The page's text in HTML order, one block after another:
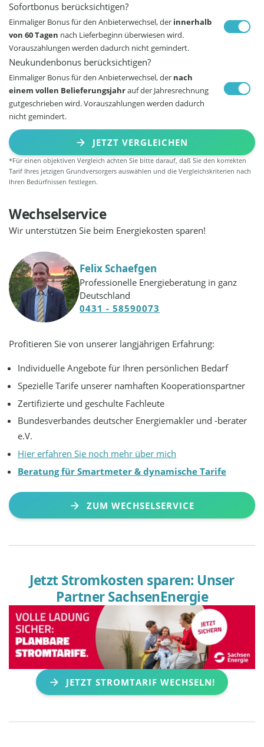
Sofortbonus berücksichtigen?
Einmaliger Bonus für den Anbieterwechsel, der innerhalb
von 60 Tagen nach Lieferbeginn überwiesen wird.
Vorauszahlungen werden dadurch nicht gemindert.
Neukundenbonus berücksichtigen?
Einmaliger Bonus für den Anbieterwechsel, der nach
einem vollen Belieferungsjahrauf der Jahresrechnung
gutgeschrieben wird. Vorauszahlungen werden dadurch
nicht gemindert.
JETZT VERGLEICHEN
*Für einen objektiven Vergleich achten Sie bitte darauf, daß Sie den korrekten
Tarif Ihres jetzigen Grundversorgers auswählen und die Vergleichskriterien nach
Ihren Bedürfnissen festlegen.
Wechselservice
Wir unterstützen Sie beim Energiekosten sparen!
Felix Schaefgen
Professionelle Energieberatung in ganz
Deutschland
0431 - 58590073
Profitieren Sie von unserer langjährigen Erfahrung:
Individuelle Angebote für Ihren persönlichen Bedarf
Spezielle Tarife unserer namhaften Kooperationspartner
Zertifizierte und geschulte Fachleute
Bundesverbandes deutscher Energiemakler und -berater
e.V.
Hier erfahren Sie noch mehr über mich
Beratung für Smartmeter & dynamische Tarife
ZUM WECHSELSERVICE
Jetzt Stromkosten sparen: Unser
Partner SachsenEnergie
JETZT STROMTARIF WECHSELN!